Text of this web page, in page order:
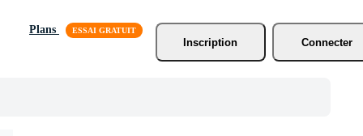
Plans
Inscription
Connecter